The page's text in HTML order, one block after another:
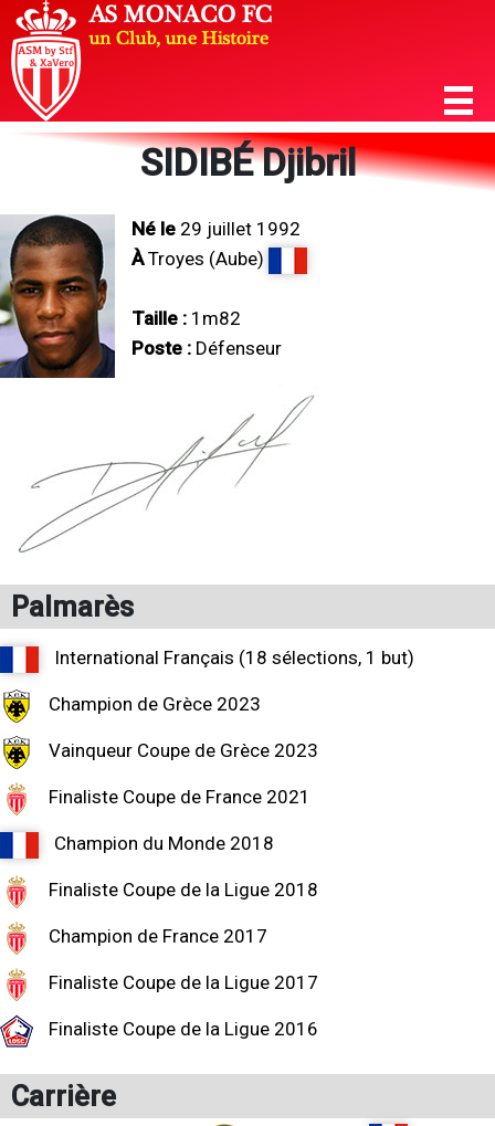
SIDIBÉ Djibril
Né le 29 juillet 1992
ÀTroyes (Aube)
Taille : 1m82
Poste : Défenseur
Palmarès
International Français (18 sélections, 1 but)
Champion de Grèce 2023
Vainqueur Coupe de Grèce 2023
Finaliste Coupe de France 2021
Champion du Monde 2018
Finaliste Coupe de la Ligue 2018
Champion de France 2017
Finaliste Coupe de la Ligue 2017
Finaliste Coupe de la Ligue 2016
Carrière